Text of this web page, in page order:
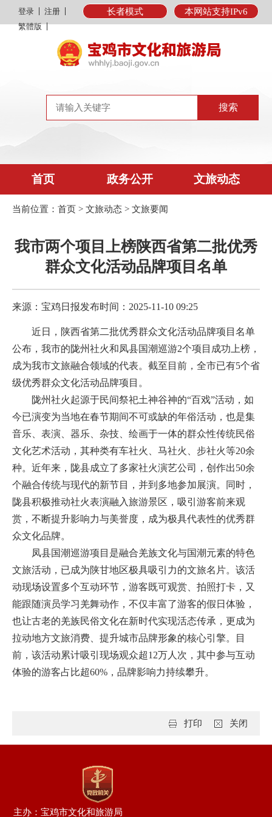
本网站支持IPv6
长者模式
登录
注册
繁體版
首页 政务公开 文旅动态
当前位置： 首页 > 文旅动态 > 文旅要闻
我市两个项目上榜陕西省第二批优秀
群众文化活动品牌项目名单
来源：宝鸡日报发布时间：2025-11-10 09:25
近日，陕西省第二批优秀群众文化活动品牌项目名单
公布，我市的陇州社火和凤县国潮巡游2个项目成功上榜，
成为我市文旅融合领域的代表。截至目前，全市已有5个省
级优秀群众文化活动品牌项目。
陇州社火起源于民间祭祀土神谷神的“百戏”活动，如
今已演变为当地在春节期间不可或缺的年俗活动，也是集
音乐、表演、器乐、杂技、绘画于一体的群众性传统民俗
文化艺术活动，其种类有车社火、马社火、步社火等20余
种。近年来，陇县成立了多家社火演艺公司，创作出50余
个融合传统与现代的新节目，并到多地参加展演。同时，
陇县积极推动社火表演融入旅游景区，吸引游客前来观
赏，不断提升影响力与美誉度，成为极具代表性的优秀群
众文化品牌。
凤县国潮巡游项目是融合羌族文化与国潮元素的特色
文旅活动，已成为陕甘地区极具吸引力的文旅名片。该活
动现场设置多个互动环节，游客既可观赏、拍照打卡，又
能跟随演员学习羌舞动作，不仅丰富了游客的假日体验，
也让古老的羌族民俗文化在新时代实现活态传承，更成为
拉动地方文旅消费、提升城市品牌形象的核心引擎。目
前，该活动累计吸引现场观众超12万人次，其中参与互动
体验的游客占比超60%，品牌影响力持续攀升。
关闭
打印
主办：宝鸡市文化和旅游局